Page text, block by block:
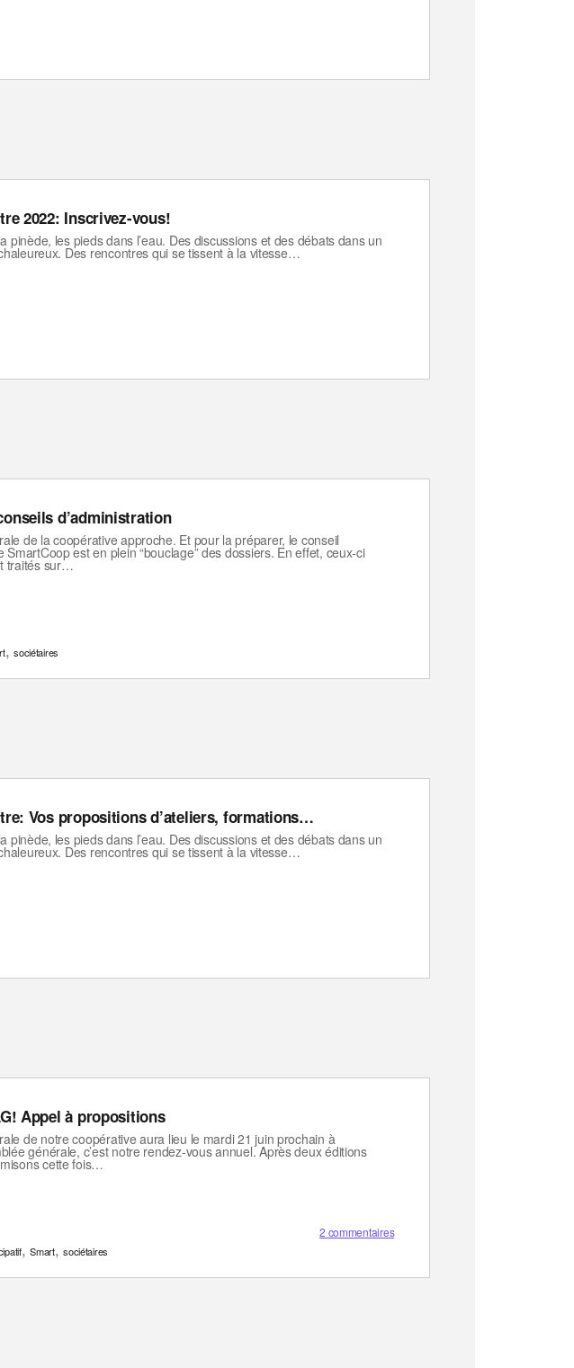
2022: Inscrivez-vous!
pinède, les pieds dans l’eau. Des discussions et des débats dans un
Des rencontres qui se tissent à la vitesse…
d’administration
de la coopérative approche. Et pour la préparer, le conseil
SmartCoop est en plein “bouclage” des dossiers. En effet, ceux-ci
traités sur…
,sociétaires
Vos propositions d’ateliers, formations…
pinède, les pieds dans l’eau. Des discussions et des débats dans un
Des rencontres qui se tissent à la vitesse…
Appel à propositions
de notre coopérative aura lieu le mardi 21 juin prochain à
générale, c’est notre rendez-vous annuel. Après deux éditions
cette fois…
2 commentaires
,Smart,sociétaires